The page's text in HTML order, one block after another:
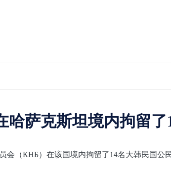
萨克斯坦境内拘留了
会（КНБ）在该国境内拘留了14名大韩民国公